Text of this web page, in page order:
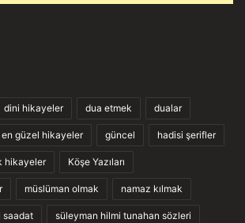
dini hikayeler dua etmek dualar
en güzel hikayeler güncel hadisi şerifler
hikayeler Köşe Yazıları
müslüman olmak namaz kılmak
saadat süleyman hilmi tunahan sözleri